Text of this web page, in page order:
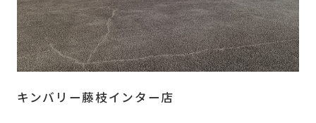
キンバリー藤枝インター店